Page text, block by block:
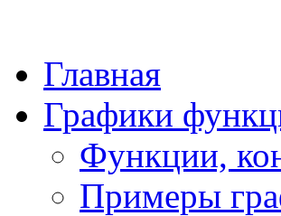
Главная
Графики
Функции,
Примеры